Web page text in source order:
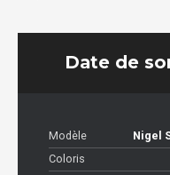
Date de
Modèle
Nigel
Coloris